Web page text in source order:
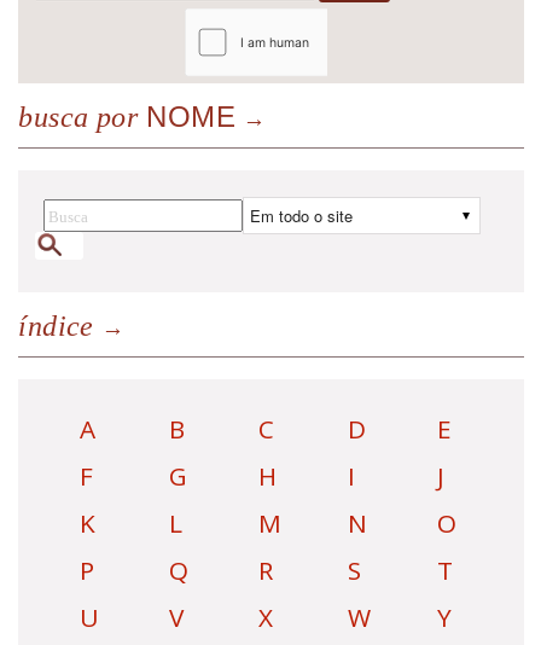
busca porNOME
índice
A B C D
E
F
G H I
J
K
L M N
O
P
Q R S
T
U
V X W
Y